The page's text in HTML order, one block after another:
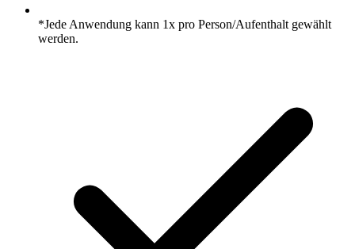
*Jede Anwendung kann 1x pro Person/Aufenthalt gewählt
werden.